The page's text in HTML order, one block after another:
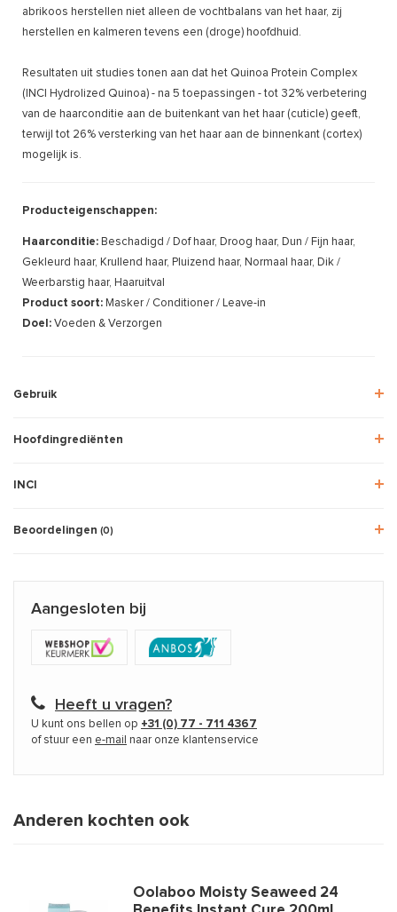
abrikoos herstellen niet alleen de vochtbalans van het haar, zij
herstellen en kalmeren tevens een (droge) hoofdhuid.
Resultaten uit studies tonen aan dat het Quinoa Protein Complex
(INCI Hydrolized Quinoa) - na 5 toepassingen - tot 32% verbetering
van de haarconditie aan de buitenkant van het haar (cuticle) geeft,
terwijl tot 26% versterking van het haar aan de binnenkant (cortex)
mogelijk is.
Producteigenschappen:
Haarconditie: Beschadigd / Dof haar, Droog haar, Dun / Fijn haar,
Gekleurd haar, Krullend haar, Pluizend haar, Normaal haar, Dik /
Weerbarstig haar, Haaruitval
Product soort: Masker / Conditioner / Leave-in
Doel: Voeden & Verzorgen
Gebruik
Hoofdingrediënten
INCI
Beoordelingen (0)
Aangesloten bij
Heeft u vragen?
U kunt ons bellen op +31 (0) 77 - 711 4367
of stuur een e-mail naar onze klantenservice
Anderen kochten ook
Oolaboo Moisty Seaweed 24